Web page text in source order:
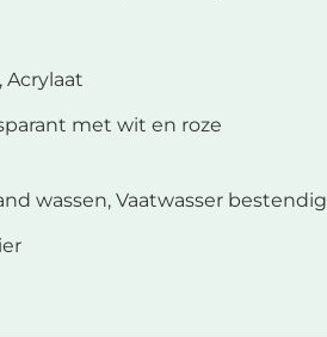
Acrylaat
met wit en roze
wassen, Vaatwasser bestendig